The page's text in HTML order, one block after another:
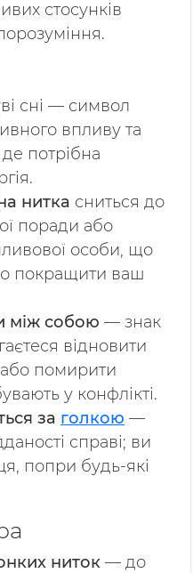
стосунків
сні — символ
впливу та
потрібна
нитка сниться до
поради або
особи, що
покращити ваш
між собою — знак
відновити
або помирити
у конфлікті.
за голкою —
справі; ви
попри будь-які
ниток — до